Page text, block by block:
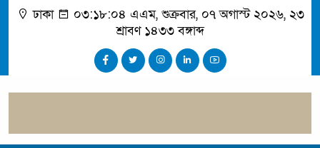
ঢাকা ০৩:১৮:০৫ এএম, শুক্রবার, ০৭ অগাস্ট ২০২৬, ২৩
শ্রাবণ ১৪৩৩ বঙ্গাব্দ